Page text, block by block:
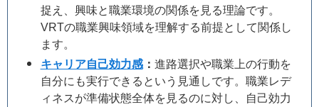
捉え、興味と職業環境の関係を見る理論です。
VRTの職業興味領域を理解する前提として関係し
ます。
キャリア自己効力感： 進路選択や職業上の行動を
自分にも実行できるという見通しです。職業レデ
ィネスが準備状態全体を見るのに対し、自己効力